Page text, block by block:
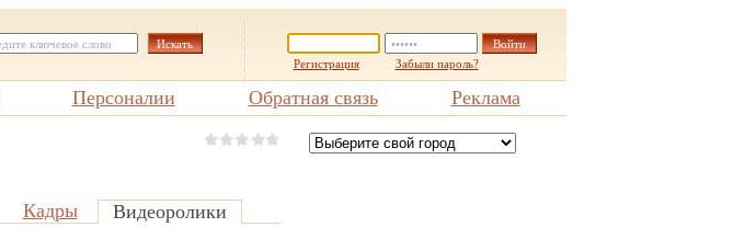
Регистрация Забыли пароль?
Персоналии Обратная связь Реклама
Кадры Видеоролики